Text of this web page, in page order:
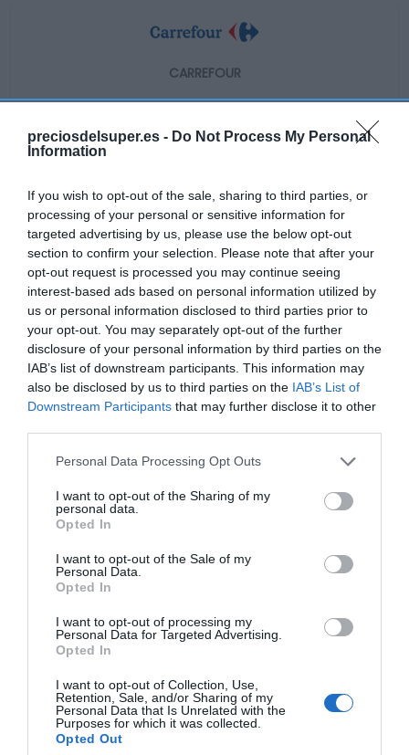
preciosdelsuper.es - Do Not Process My Personal
Information
If you wish to opt-out of the sale, sharing to third parties, or
processing of your personal or sensitive information for
targeted advertising by us, please use the below opt-out
section to confirm your selection. Please note that after your
opt-out request is processed you may continue seeing
interest-based ads based on personal information utilized by
us or personal information disclosed to third parties prior to
your opt-out. You may separately opt-out of the further
disclosure of your personal information by third parties on the
IAB’s list of downstream participants. This information may
also be disclosed by us to third parties on the IAB’s List of
Downstream Participants that may further disclose it to other
Please note that this website/app uses one or more Google
not limited to your visit or usage behaviour. You may click to
grant or deny consent to Google and its third-party tags to
use your data for below specified purposes in below Google
consent section.
Personal Data Processing Opt Outs
I want to opt-out of the Sharing of my
personal data.
Opted In
I want to opt-out of the Sale of my
Personal Data.
Opted In
I want to opt-out of processing my
Personal Data for Targeted Advertising.
Opted In
I want to opt-out of Collection, Use,
Retention, Sale, and/or Sharing of my
Personal Data that Is Unrelated with the
Purposes for which it was collected.
Opted Out
CARREFOUR
—
Detalles del producto
Categoría
Desayunos Dulces y pan
Subcategoría
Cafés
Supermercado
EL CORTE INGLÉS
Seguimiento desde
Descripción del producto